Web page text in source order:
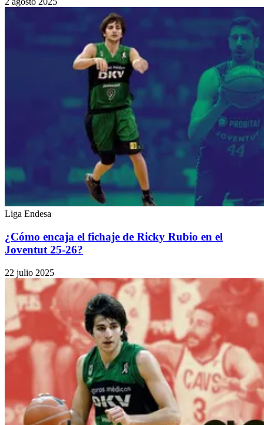
Liga Endesa
¿Cómo encaja el fichaje de Ricky Rubio en el
Joventut 25-26?
22 julio 2025